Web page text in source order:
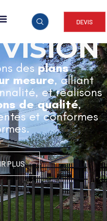
DEVIS
desplans
mesure, alliant
et réalisons
de qualité,
et conformes
PLUS